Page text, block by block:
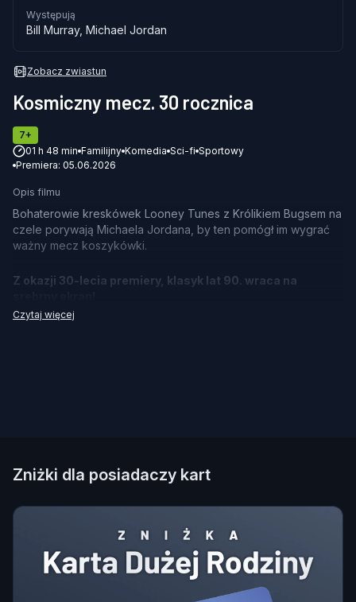
Występują
Bill Murray, Michael Jordan
Zobacz zwiastun
Kosmiczny mecz. 30 rocznica
7+
01 h 48 min Familijny Komedia Sci-fi Sportowy
Premiera: 05.06.2026
Opis filmu
Bohaterowie kreskówek Looney Tunes z Królikiem Bugsem na
czele porywają Michaela Jordana, by ten pomógł im wygrać
ważny mecz koszykówki.
Z okazji 30-lecia premiery, klasyk lat 90. wraca na
Czytaj więcej
Zniżki dla posiadaczy kart